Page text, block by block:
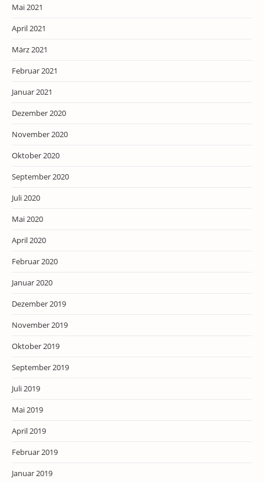
Mai 2021
April 2021
März 2021
Februar 2021
Januar 2021
Dezember 2020
November 2020
Oktober 2020
September 2020
Juli 2020
Mai 2020
April 2020
Februar 2020
Januar 2020
Dezember 2019
November 2019
Oktober 2019
September 2019
Juli 2019
Mai 2019
April 2019
Februar 2019
Januar 2019